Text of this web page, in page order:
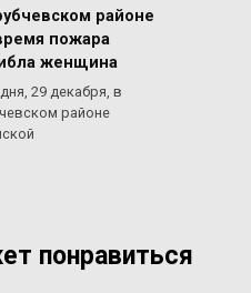
районе
пожара
женщина
29 декабря, в
районе
понравиться